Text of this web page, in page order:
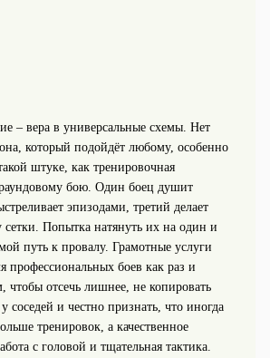
– вера в универсальные схемы. Нет
который подойдёт любому, особенно
штуке, как тренировочная
бою. Один боец душит
эпизодами, третий делает
сетки. Попытка натянуть их на один и
путь к провалу. Грамотные услуги
профессиональных боев как раз и
чтобы отсечь лишнее, не копировать
соседей и честно признать, что иногда
тренировок, а качественное
с головой и тщательная тактика.